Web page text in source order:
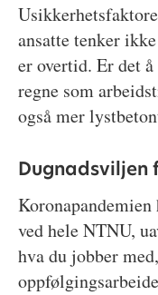
ansatte tenker
er overtid. Er det
regne som
også mer
Dugnadsviljen
ved hele NTNU,
hva du jobber